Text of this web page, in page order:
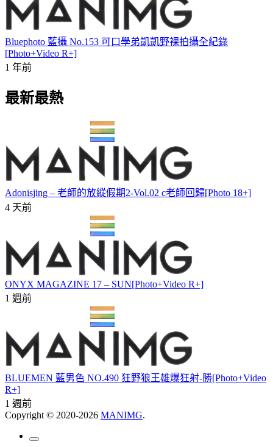
Bluephoto 藍攝 No.153 可口學弟凱凱野裸拍攝全紀錄
[Photo+Video R+]
1 年前
最新最熱
Adonisjing – 老師的放縱假期2-Vol.02 c老師回歸[Photo 18+]
4 天前
ONYX MAGAZINE 17 – SUN[Photo+Video R+]
1 週前
BLUEMEN 藍男色 NO.490 狂野狼王雄爆狂射-勝[Photo+Video
R+]
1 週前
Copyright © 2020-2026 MANIMG.